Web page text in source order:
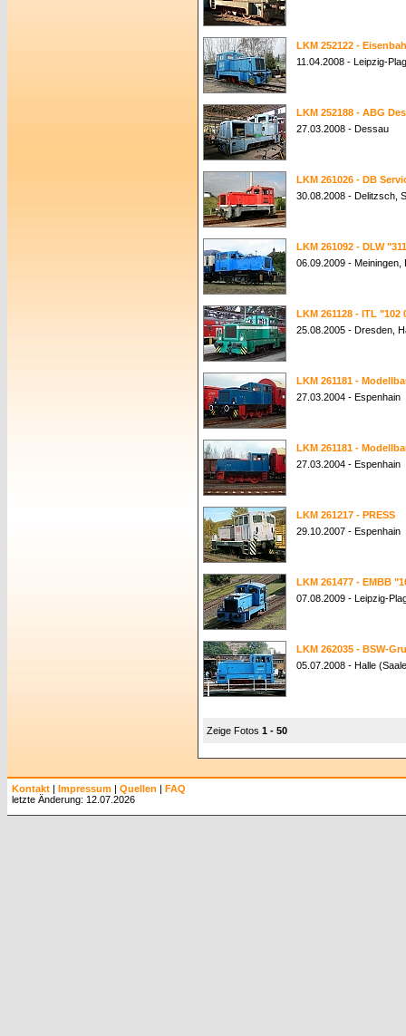
LKM 252122 -
11.04.2008 - Leipzig-
LKM 252188 - ABG
27.03.2008 - Dessau
LKM 261026 - DB
30.08.2008 - Delitzsch,
LKM 261092 - DLW
06.09.2009 - Meiningen,
LKM 261128 - ITL "102
25.08.2005 - Dresden,
LKM 261181 -
27.03.2004 - Espenhain
LKM 261181 -
27.03.2004 - Espenhain
LKM 261217 - PRESS
29.10.2007 - Espenhain
LKM 261477 - EMBB
07.08.2009 - Leipzig-
LKM 262035 - BSW-
05.07.2008 - Halle
Zeige Fotos 1 - 50
Kontakt | Impressum | Quellen | FAQ
letzte Änderung: 12.07.2026